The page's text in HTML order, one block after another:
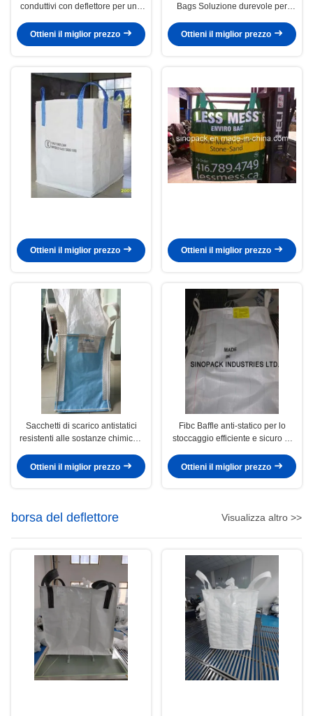
conduttivi con deflettore per uno
tipo D
Ottieni il miglior prezzo
Bags Soluzione durevole per
Ottieni il miglior prezzo
Ottieni il miglior prezzo Ottieni il miglior prezzo
Sacchetti di scarico antistatici
resistenti alle sostanze chimiche
capacità di 1000 kg
Ottieni il miglior prezzo
Fibc Baffle anti-statico per lo
stoccaggio efficiente e sicuro di
Ottieni il miglior prezzo
borsa del deflettore Visualizza altro >>